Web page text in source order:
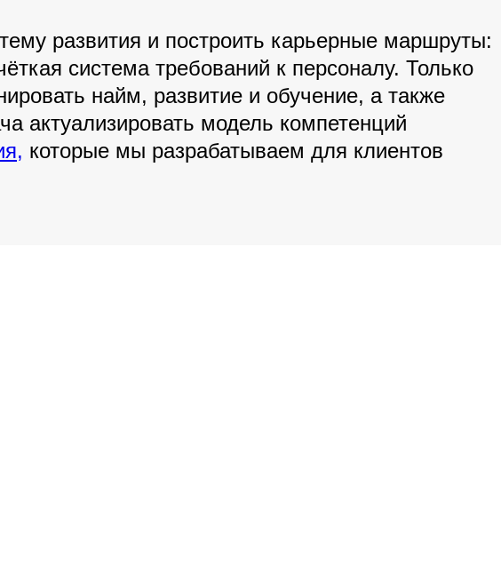
развития и построить карьерные маршруты:
система требований к персоналу. Только
найм, развитие и обучение, а также
актуализировать модель компетенций
которые мы разрабатываем для клиентов